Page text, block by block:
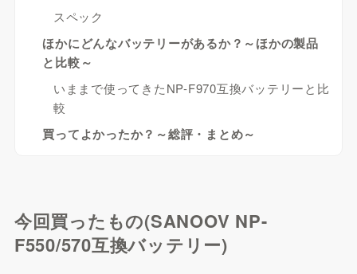
スペック
ほかにどんなバッテリーがあるか？～ほかの製品
と比較～
いままで使ってきたNP-F970互換バッテリーと比
較
買ってよかったか？～総評・まとめ～
今回買ったもの(SANOOV NP-
F550/570互換バッテリー)